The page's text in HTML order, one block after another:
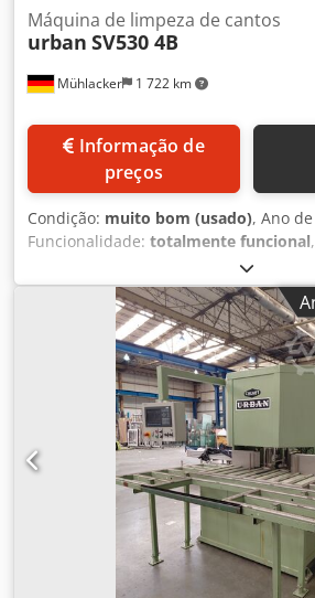
Mühlacker 1 722 km
Máquina de limpeza de cantos
urban SV530 4B
preços
Condição: muito bom (usado), Ano
Funcionalidade: totalmente funcional
automática de união de cantos URBAN
estação de inversão e sistema de
funcionamento é da esquerda para a
ferramentas totalmente equipadas em
para o processamento de todos os
janelas. Crodpfjzfvguox Ab Rof